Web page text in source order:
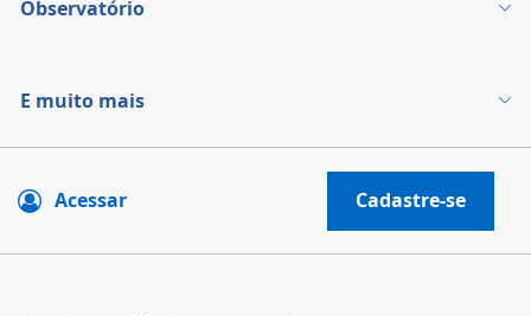
Observatório
E muito mais
Acessar Cadastre-se